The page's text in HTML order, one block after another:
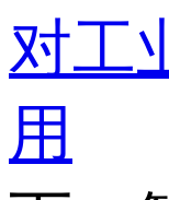
对工
用